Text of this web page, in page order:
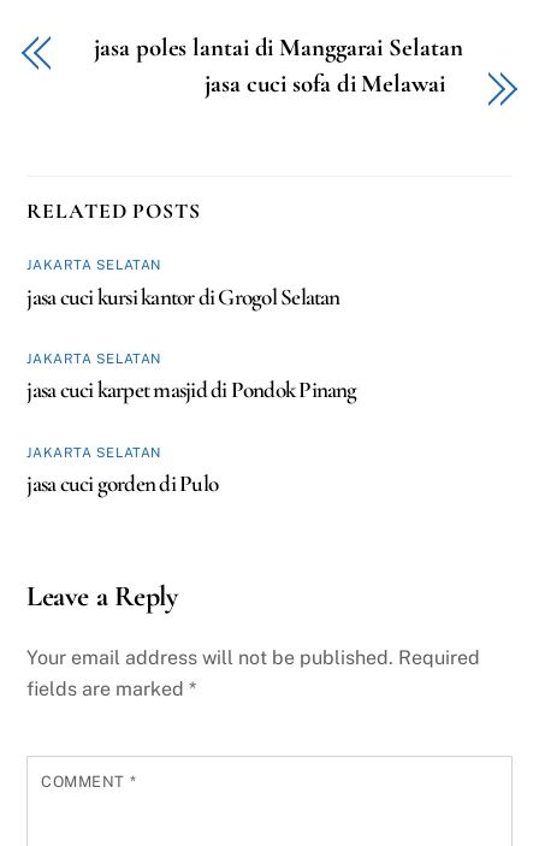
jasa poles lantai di Manggarai Selatan
jasa cuci sofa di Melawai
RELATED POSTS
JAKARTA SELATAN
jasa cuci kursi kantor di Grogol Selatan
JAKARTA SELATAN
jasa cuci karpet masjid di Pondok Pinang
JAKARTA SELATAN
jasa cuci gorden di Pulo
Leave a Reply
Your email address will not be published. Required
fields are marked*
COMMENT *